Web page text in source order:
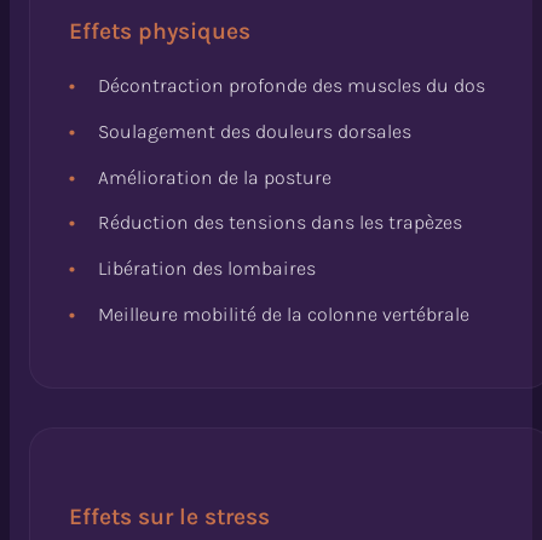
Effets physiques
Décontraction profonde des muscles du dos
Soulagement des douleurs dorsales
Amélioration de la posture
Réduction des tensions dans les trapèzes
Libération des lombaires
Meilleure mobilité de la colonne vertébrale
Effets sur le stress